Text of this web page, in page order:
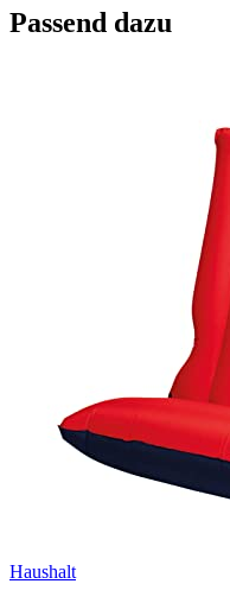
Passend dazu
Haushalt